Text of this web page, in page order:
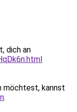
dich an
möchtest, kannst
.